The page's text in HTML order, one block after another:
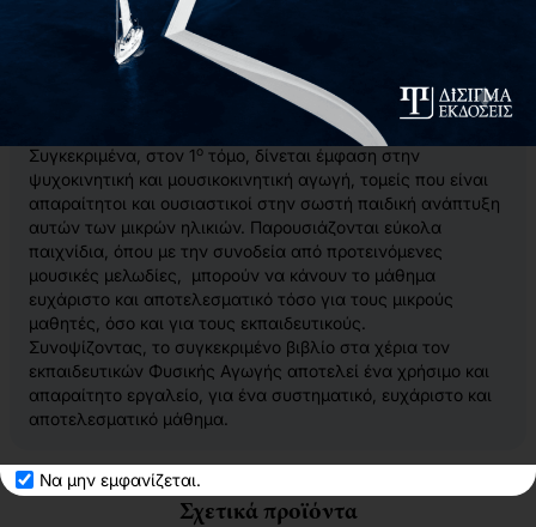
Να μην εμφανίζεται.
παρόν διδακτικό εγχειρίδιο παρουσιάζει προγράμματα τα
οποία είναι προσαρμοσμένα στις κατευθυντήριες γραμμές
μιας σωστής μεθοδολογίας και με σύγχρονες διδακτικές
κατευθύνσεις, επιχειρεί να προσεγγίσει τη διδασκαλία του
μαθήματος Φυσικής Αγωγής με τον πλέον αποτελεσματικό
Συγκεκριμένα, στον 1 ο τόμο, δίνεται έμφαση στην
ψυχοκινητική και μουσικοκινητική αγωγή, τομείς που είναι
απαραίτητοι και ουσιαστικοί στην σωστή παιδική ανάπτυξη
αυτών των μικρών ηλικιών. Παρουσιάζονται εύκολα
παιχνίδια, όπου με την συνοδεία από προτεινόμενες
μουσικές μελωδίες, μπορούν να κάνουν το μάθημα
ευχάριστο και αποτελεσματικό τόσο για τους μικρούς
μαθητές, όσο και για τους εκπαιδευτικούς.
Συνοψίζοντας, το συγκεκριμένο βιβλίο στα χέρια τον
εκπαιδευτικών Φυσικής Αγωγής αποτελεί ένα χρήσιμο και
απαραίτητο εργαλείο, για ένα συστηματικό, ευχάριστο και
αποτελεσματικό μάθημα.
Σχετικά προϊόντα